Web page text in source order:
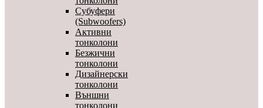
Субуфери
(Subwoofers)
Активни
тонколони
Безжични
тонколони
Дизайнерски
тонколони
Външни
тонколони